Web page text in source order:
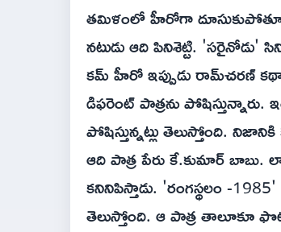
తమిళంలో హీరోగా దూసుకుపోతూ
నటుడు ఆది పినిశెట్టి. 'సరైనోడు'
కమ్ హీరో ఇప్పుడు రామ్‌చరణ్
డిఫరెంట్ పాత్రను
పోషిస్తున్నట్లు తెలుస్తోంది.
ఆది పాత్ర పేరు కే.కుమార్ బాబు.
కనినిపిస్తాడు. 'రంగస్థలం -1985'
తెలుస్తోంది. ఆ పాత్ర తాలూకూ